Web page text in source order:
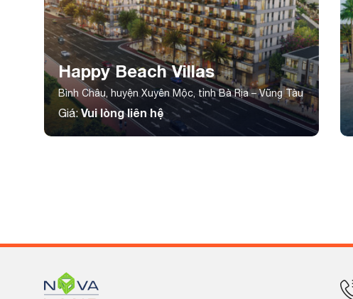
Happy Beach Villas
Bình Châu, huyện Xuyên Mộc, tỉnh Bà Rịa – Vũng Tàu
Giá:Vui lòng liên hệ